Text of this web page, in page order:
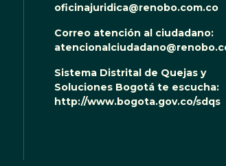
oficinajuridica@renobo.com.co
Correo atención al ciudadano:
Sistema Distrital de Quejas y
Soluciones Bogotá te escucha:
http://www.bogota.gov.co/sdqs